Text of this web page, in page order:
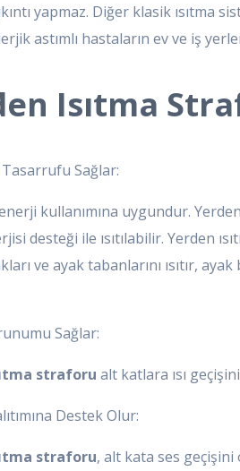
yapmaz. Diğer klasik
astımlı hastaların ev ve iş
Isıtma
Sağlar:
kullanımına uygundur.
desteği ile ısıtılabilir. Yerden
ve ayak tabanlarını ısıtır,
Sağlar:
straforu alt katlara ısı
Destek Olur:
straforu, alt kata ses geçişini